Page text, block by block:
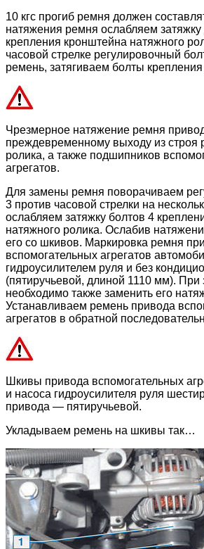
10 кгс прогиб ремня должен
натяжения ремня ослабляем затяжку
крепления кронштейна натяжного
часовой стрелке регулировочный
ремень, затягиваем болты
Чрезмерное натяжение ремня
преждевременному выходу из строя
ролика, а также подшипников
агрегатов.
Для замены ремня поворачиваем
3 против часовой стрелки на
ослабляем затяжку болтов 4
натяжного ролика. Ослабив
его со шкивов. Маркировка ремня
вспомогательных агрегатов
гидроусилителем руля и без
(пятиручьевой, длиной 1110 мм).
необходимо также заменить его
Устанавливаем ремень привода
агрегатов в обратной
Шкивы привода вспомогательных
и насоса гидроусилителя руля
привода — пятиручьевой.
Укладываем ремень на шкивы так…